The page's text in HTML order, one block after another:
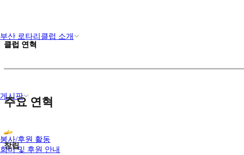
부산 로타리클럽 소개
게시판
봉사/후원 활동
회비 및 후원 안내
클럽 연혁
주요 연혁
창립